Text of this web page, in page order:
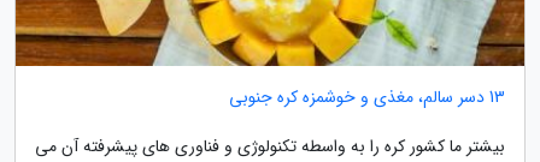
13 دسر سالم، مغذی و خوشمزه کره جنوبی
بیشتر ما کشور کره را به واسطه تکنولوژی و فناوری های پیشرفته آن می